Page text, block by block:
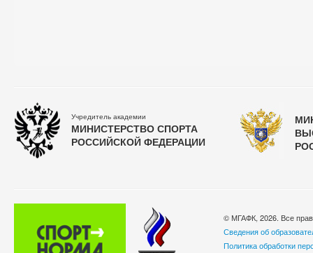
Учредитель академии
МИНИСТЕРСТВО СПОРТА
РОССИЙСКОЙ ФЕДЕРАЦИИ
© МГАФК, 2026. Все
Сведения об
Политика обработки